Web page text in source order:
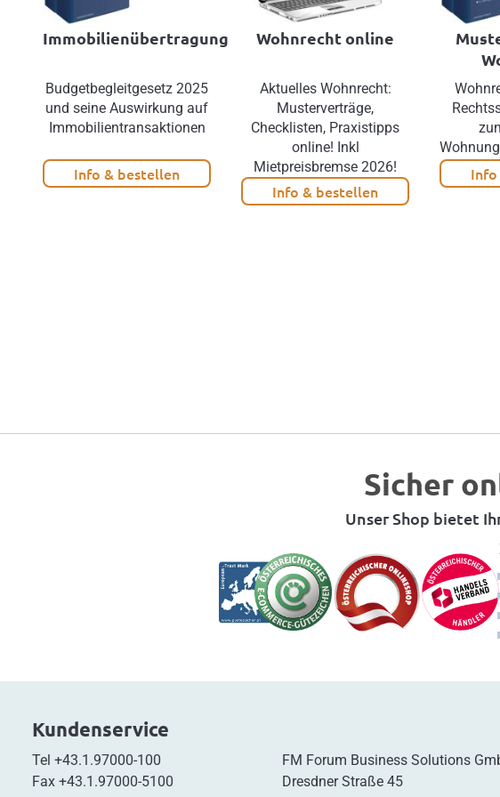
Immobilienübertragung
Budgetbegleitgesetz 2025
und seine Auswirkung auf
Immobilientransaktionen
Info & bestellen
Wohnrecht online
Aktuelles Wohnrecht:
Musterverträge,
Checklisten, Praxistipps
online! Inkl
Mietpreisbremse 2026!
Info & bestellen
Sicher
Unser Shop bietet
Kundenservice
Tel +43.1.97000-100
Fax +43.1.97000-5100
FM Forum Business Solutions
Dresdner Straße 45